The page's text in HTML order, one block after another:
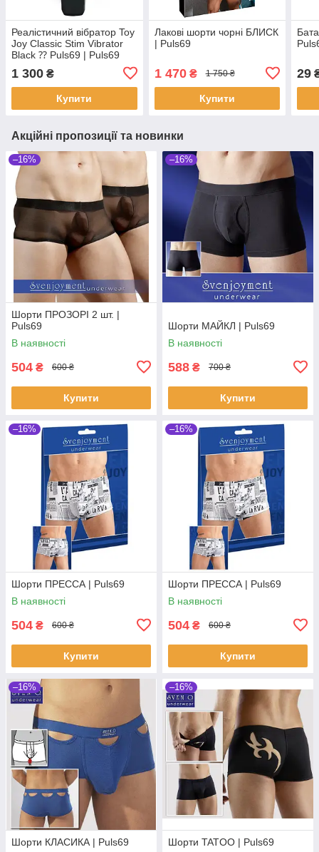
Реалістичний вібратор Toy
Joy Classic Stim Vibrator
Black ⁇ Puls69 | Puls69
1 300 ₴
Купити
Лакові шорти чорні БЛИСК
| Puls69
1 470₴ 1 750 ₴
Купити
29
Акційні пропозиції та новинки
–16%
Шорти ПРОЗОРІ 2 шт. |
Puls69
В наявності
504 ₴ 600 ₴
Купити
–16%
Шорти МАЙКЛ | Puls69
В наявності
588 ₴ 700 ₴
Купити
–16%
Шорти ПРЕССА | Puls69
В наявності
504 ₴ 600 ₴
Купити
–16%
Шорти ПРЕССА | Puls69
В наявності
504 ₴ 600 ₴
Купити
–16%
Шорти КЛАСИКА | Puls69
–16%
Шорти TATOO | Puls69